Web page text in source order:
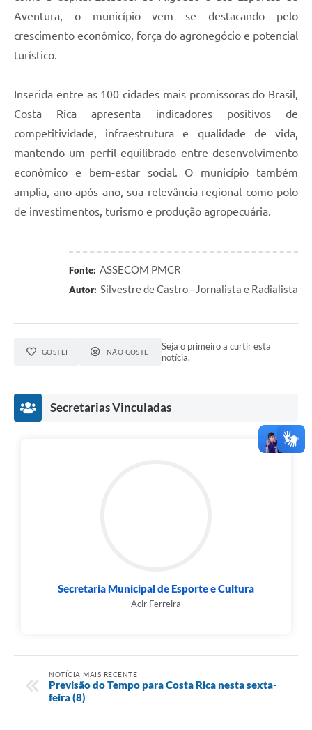
Aventura, o município vem se destacando pelo
crescimento econômico, força do agronegócio e potencial
turístico.
Inserida entre as 100 cidades mais promissoras do Brasil,
Costa Rica apresenta indicadores positivos de
competitividade, infraestrutura e qualidade de vida,
mantendo um perfil equilibrado entre desenvolvimento
econômico e bem-estar social. O município também
amplia, ano após ano, sua relevância regional como polo
de investimentos, turismo e produção agropecuária.
Fonte: ASSECOM PMCR
Autor: Silvestre de Castro - Jornalista e Radialista
GOSTEI NÃO GOSTEI
Seja o primeiro a curtir esta
notícia.
Secretarias Vinculadas
Secretaria Municipal de Esporte e Cultura
Acir Ferreira
NOTÍCIA MAIS RECENTE
Previsão do Tempo para Costa Rica nesta sexta-
feira (8)